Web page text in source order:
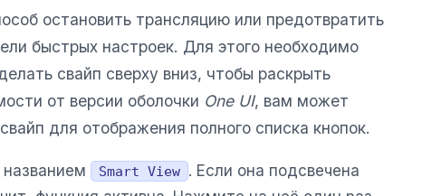
остановить трансляцию или предотвратить
быстрых настроек. Для этого необходимо
свайп сверху вниз, чтобы раскрыть
от версии оболочки One UI, вам может
для отображения полного списка кнопок.
Smart View . Если она подсвечена